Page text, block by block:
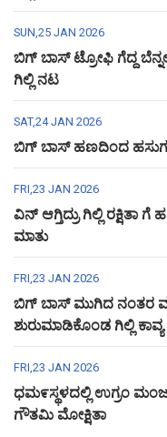
SUN,25 JAN 2026
ಬಿಗ್ ಬಾಸ್ ಟ್ರೋಫಿ ಗೆದ್ದ
ಗಿಲ್ಲಿ ನಟ
SAT,24 JAN 2026
ಬಿಗ್ ಬಾಸ್ ಹಣದಿಂದ
FRI,23 JAN 2026
ವಿನ್ ಆಗ್ತಿದ್ರು ಗಿಲ್ಲಿ ರಕ್ಷಿತಾ
ಮಾತು
FRI,23 JAN 2026
ಬಿಗ್ ಬಾಸ್ ಮುಗಿದ ನಂತರ
ಶುರುಮಾಡಿಕೊಂಡ ಗಿಲ್ಲಿ
FRI,23 JAN 2026
ಧಮ೯ಸ್ಥಳದಲ್ಲಿ ಉಗ್ರಂ
ಗೌತಮಿ ಮೋಕ್ಷಿತಾ